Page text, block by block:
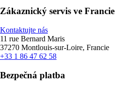
Zákaznický servis ve Francie
Kontaktujte nás
11 rue Bernard Maris
37270 Montlouis-sur-Loire, Francie
+33 1 86 47 62 58
Bezpečná platba